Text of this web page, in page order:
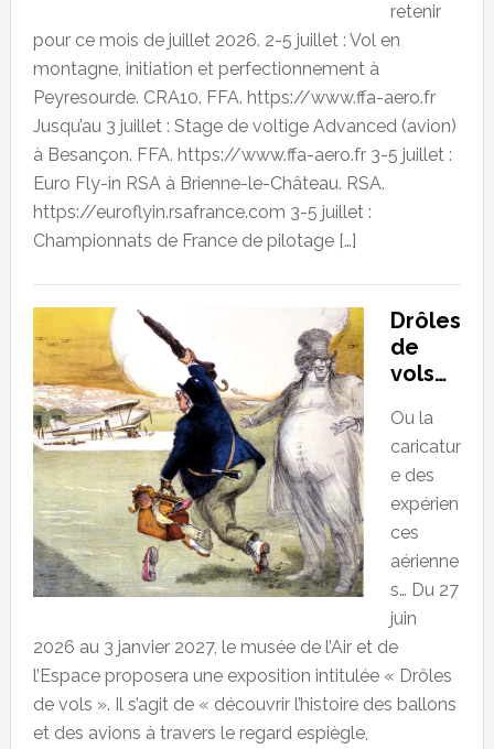
retenir
pour ce mois de juillet 2026. 2-5 juillet : Vol en
montagne, initiation et perfectionnement à
Peyresourde. CRA10. FFA. https://www.ffa-aero.fr
Jusqu’au 3 juillet : Stage de voltige Advanced (avion)
à Besançon. FFA. https://www.ffa-aero.fr 3-5 juillet :
Euro Fly-in RSA à Brienne-le-Château. RSA.
https://euroflyin.rsafrance.com 3-5 juillet :
Championnats de France de pilotage […]
Drôles
de
vols…
Ou la
caricatur
e des
expérien
ces
aérienne
s… Du 27
juin
2026 au 3 janvier 2027, le musée de l’Air et de
l’Espace proposera une exposition intitulée « Drôles
de vols ». Il s’agit de « découvrir l’histoire des ballons
et des avions à travers le regard espiègle,